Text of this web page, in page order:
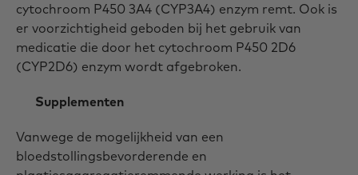
cytochroom P450 3A4 (CYP3A4) enzym remt. Ook is
er voorzichtigheid geboden bij het gebruik van
medicatie die door het cytochroom P450 2D6
(CYP2D6) enzym wordt afgebroken.
Supplementen
Vanwege de mogelijkheid van een
bloedstollingsbevorderende en